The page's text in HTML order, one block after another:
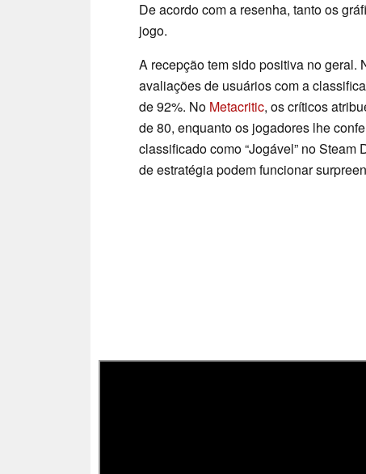
De acordo com a resenha, tanto os
jogo.
A recepção tem sido positiva no geral.
avaliações de usuários com a
de 92%. No Metacritic, os críticos
de 80, enquanto os jogadores lhe
classificado como “Jogável” no Steam
de estratégia podem funcionar